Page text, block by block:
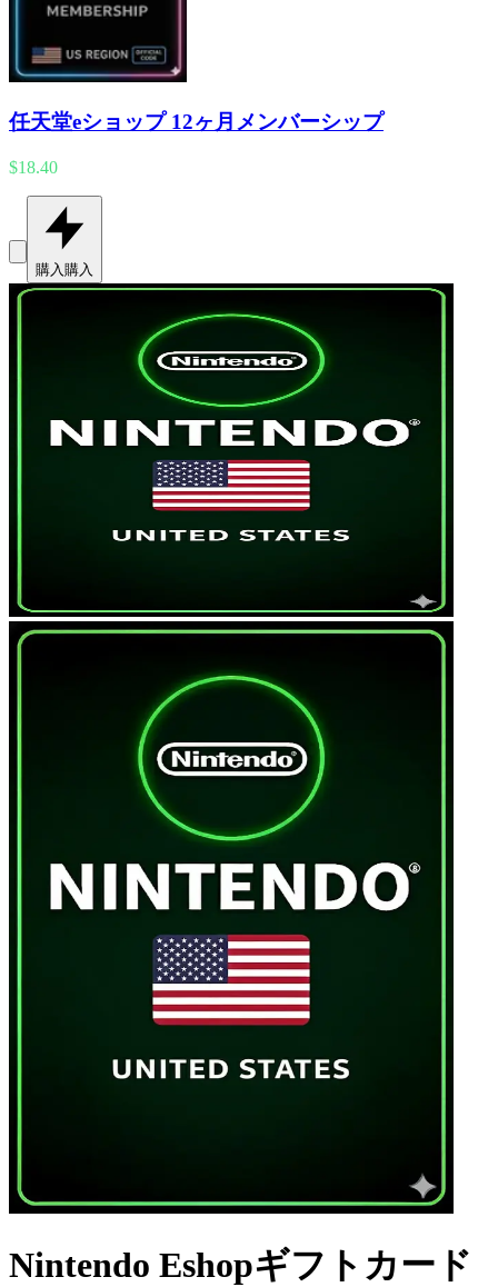
任天堂eショップ 12ヶ月メンバーシップ
$18.40
購入 購入
Nintendo Eshopギフトカード